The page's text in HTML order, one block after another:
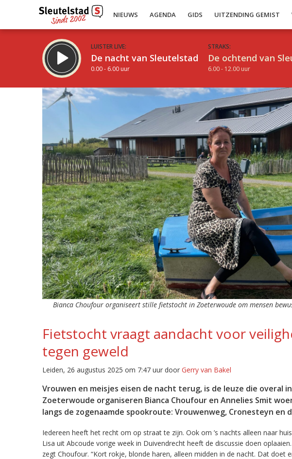
NIEUWS AGENDA GIDS UITZENDING GEMIST
LUISTER LIVE:
De nacht van Sleutelstad
0.00 - 6.00 uur
STRAKS:
De ochtend van
6.00 - 12.00 uur
Inklappen
Bianca Choufour organiseert stille fietstocht in Zoeterwoude om mensen
Fietstocht vraagt aandacht voor
tegen geweld
Leiden, 26 augustus 2025 om 7:47 uur door Gerry van Bakel
Vrouwen en meisjes eisen de nacht terug, is de leuze die overal
Zoeterwoude organiseren Bianca Choufour en Annelies Smit
langs de zogenaamde spookroute: Vrouwenweg, Cronesteyn en
Iedereen heeft het recht om op straat te zijn. Ook om ’s nachts alleen naar
Lisa uit Abcoude vorige week in Duivendrecht heeft de discussie doen
zegt Choufour. “Kort rokje, blonde haren, alleen midden in de nacht. Dat doet